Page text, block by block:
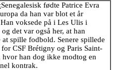
Senegalesisk fødte Patrice Evra
da han var blot et år
voksede på i Les Ulis i
og det var også her, at han
at spille fodbold. Senere spillede
for CSF Brétigny og Paris Saint-
hvor han dog ikke modtog en
kontrak.